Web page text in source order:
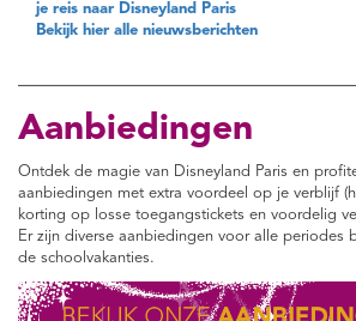
je reis naar Disneyland Paris
Bekijk hier alle nieuwsberichten
Aanbiedingen
Ontdek de magie van Disneyland Paris en
aanbiedingen met extra voordeel op je verblijf
korting op losse toegangstickets en voordelig
Er zijn diverse aanbiedingen voor alle periodes
de schoolvakanties.